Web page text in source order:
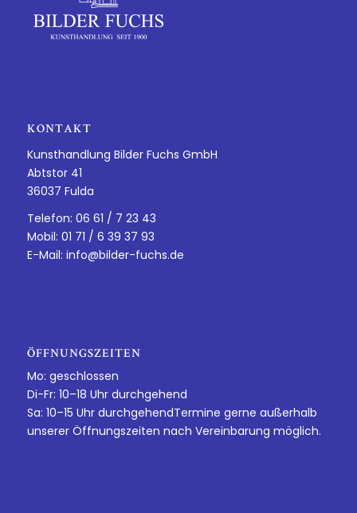
KONTAKT
Kunsthandlung Bilder Fuchs GmbH
Abtstor 41
36037 Fulda
Telefon: 06 61 / 7 23 43
Mobil: 01 71 / 6 39 37 93
E-Mail: info@bilder-fuchs.de
ÖFFNUNGSZEITEN
Mo: geschlossen
Di-Fr: 10–18 Uhr durchgehend
Sa: 10–15 Uhr durchgehendTermine gerne außerhalb
unserer Öffnungszeiten nach Vereinbarung möglich.